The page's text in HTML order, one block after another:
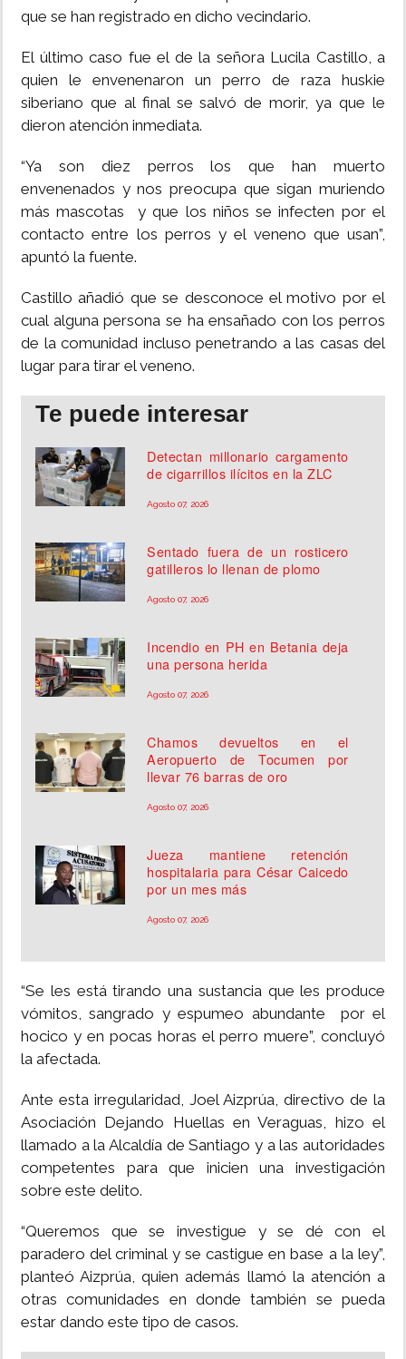
que se han registrado en dicho vecindario.
El último caso fue el de la señora Lucila Castillo, a
quien le envenenaron un perro de raza huskie
siberiano que al final se salvó de morir, ya que le
dieron atención inmediata.
“Ya son diez perros los que han muerto
envenenados y nos preocupa que sigan muriendo
más mascotas y que los niños se infecten por el
contacto entre los perros y el veneno que usan”,
apuntó la fuente.
Castillo añadió que se desconoce el motivo por el
cual alguna persona se ha ensañado con los perros
de la comunidad incluso penetrando a las casas del
lugar para tirar el veneno.
Te puede interesar
Detectan millonario cargamento
de cigarrillos ilícitos en la ZLC
Agosto 07, 2026
Sentado fuera de un rosticero
gatilleros lo llenan de plomo
Agosto 07, 2026
Incendio en PH en Betania deja
una persona herida
Agosto 07, 2026
Chamos devueltos en el
Aeropuerto de Tocumen por
llevar 76 barras de oro
Agosto 07, 2026
Jueza mantiene retención
hospitalaria para César Caicedo
por un mes más
Agosto 07, 2026
“Se les está tirando una sustancia que les produce
vómitos, sangrado y espumeo abundante por el
hocico y en pocas horas el perro muere”, concluyó
la afectada.
Ante esta irregularidad, Joel Aizprúa, directivo de la
Asociación Dejando Huellas en Veraguas, hizo el
llamado a la Alcaldía de Santiago y a las autoridades
competentes para que inicien una investigación
sobre este delito.
“Queremos que se investigue y se dé con el
paradero del criminal y se castigue en base a la ley”,
planteó Aizprúa, quien además llamó la atención a
otras comunidades en donde también se pueda
estar dando este tipo de casos.